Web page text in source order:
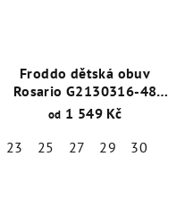
30
Froddo dětská obuv
Rosario G2130316-48
Jeans
od 1 549 Kč
23
25 27 29 30